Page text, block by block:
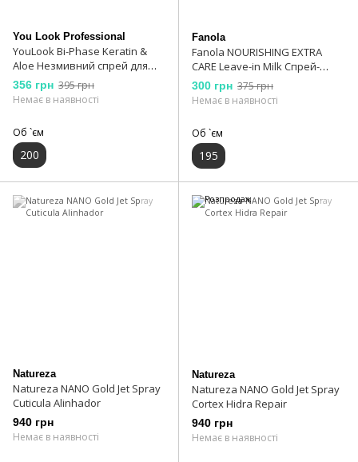
You Look Professional
YouLook Bi-Phase Keratin &
Aloe Незмивний спрей для
розплутування волосся
356 грн 395 грн
Немає в наявності
Об `єм
200
Fanola
Fanola NOURISHING EXTRA
CARE Leave-in Milk Спрей-
молочко незмивний
живильний та
300 грн 375 грн
Немає в наявності
Об `єм
195
Natureza
Natureza NANO Gold Jet Spray
Cuticula Alinhador
940 грн
Немає в наявності
Natureza
Natureza NANO Gold Jet Spray
Cortex Hidra Repair
940 грн
Немає в наявності